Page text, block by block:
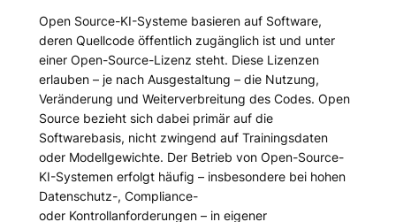
Open Source-KI-Systeme basieren auf Software,
deren Quellcode öffentlich zugänglich ist und unter
einer Open-Source-Lizenz steht. Diese Lizenzen
erlauben – je nach Ausgestaltung – die Nutzung,
Veränderung und Weiterverbreitung des Codes. Open
Source bezieht sich dabei primär auf die
Softwarebasis, nicht zwingend auf Trainingsdaten
oder Modellgewichte. Der Betrieb von Open-Source-
KI-Systemen erfolgt häufig – insbesondere bei hohen
Datenschutz-, Compliance-
oder Kontrollanforderungen – in eigener